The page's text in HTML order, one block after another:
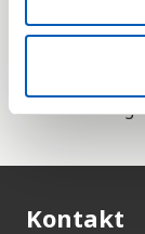
innehåller
bli lägre eller
kan du hitta
Kontakt